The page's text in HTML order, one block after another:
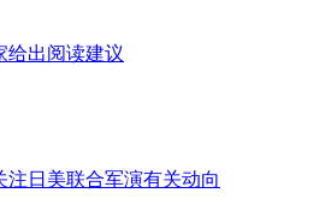
给出阅读建议
注日美联合军演有关动向